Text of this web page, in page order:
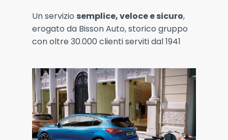
Un servizio semplice, veloce e sicuro,
erogato da Bisson Auto, storico gruppo
con oltre 30.000 clienti serviti dal 1941